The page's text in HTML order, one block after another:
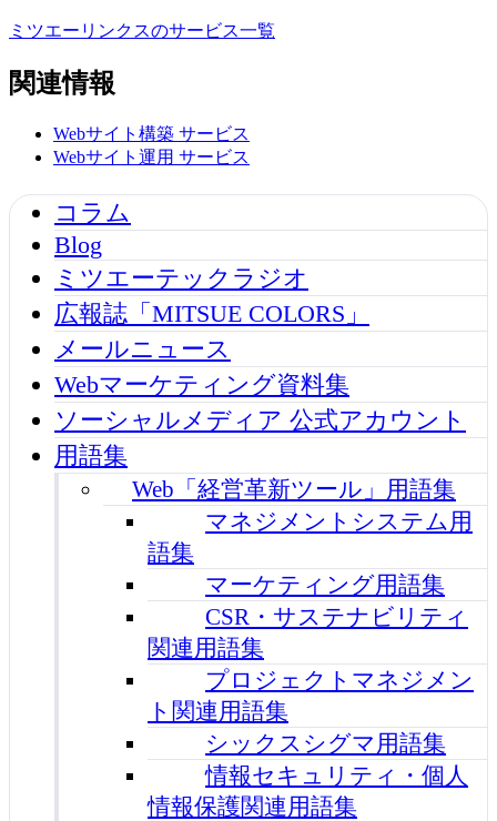
ミツエーリンクスのサービス一覧
関連情報
Webサイト構築 サービス
Webサイト運用 サービス
コラム
Blog
ミツエーテックラジオ
広報誌「MITSUE COLORS」
メールニュース
Webマーケティング資料集
ソーシャルメディア 公式アカウント
用語集
Web「経営革新ツール」用語集
マネジメントシステム用
語集
マーケティング用語集
CSR・サステナビリティ
関連用語集
プロジェクトマネジメン
ト関連用語集
シックスシグマ用語集
情報セキュリティ・個人
情報保護関連用語集